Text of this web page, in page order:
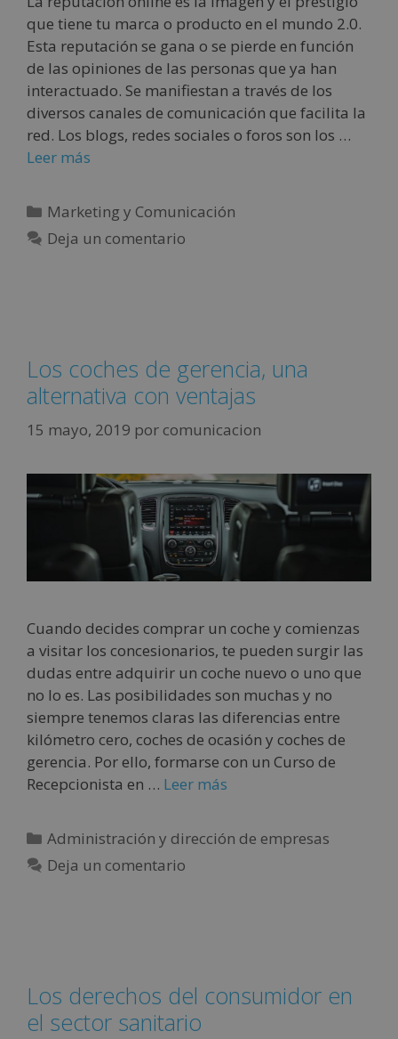
que tiene tu marca o producto en el mundo 2.0.
Esta reputación se gana o se pierde en función
de las opiniones de las personas que ya han
interactuado. Se manifiestan a través de los
diversos canales de comunicación que facilita la
red. Los blogs, redes sociales o foros son los …
Leer más
Marketing y Comunicación
Deja un comentario
Los coches de gerencia, una
alternativa con ventajas
15 mayo, 2019 por comunicacion
Cuando decides comprar un coche y comienzas
a visitar los concesionarios, te pueden surgir las
dudas entre adquirir un coche nuevo o uno que
no lo es. Las posibilidades son muchas y no
siempre tenemos claras las diferencias entre
kilómetro cero, coches de ocasión y coches de
gerencia. Por ello, formarse con un Curso de
Recepcionista en … Leer más
Administración y dirección de empresas
Deja un comentario
Los derechos del consumidor en
el sector sanitario